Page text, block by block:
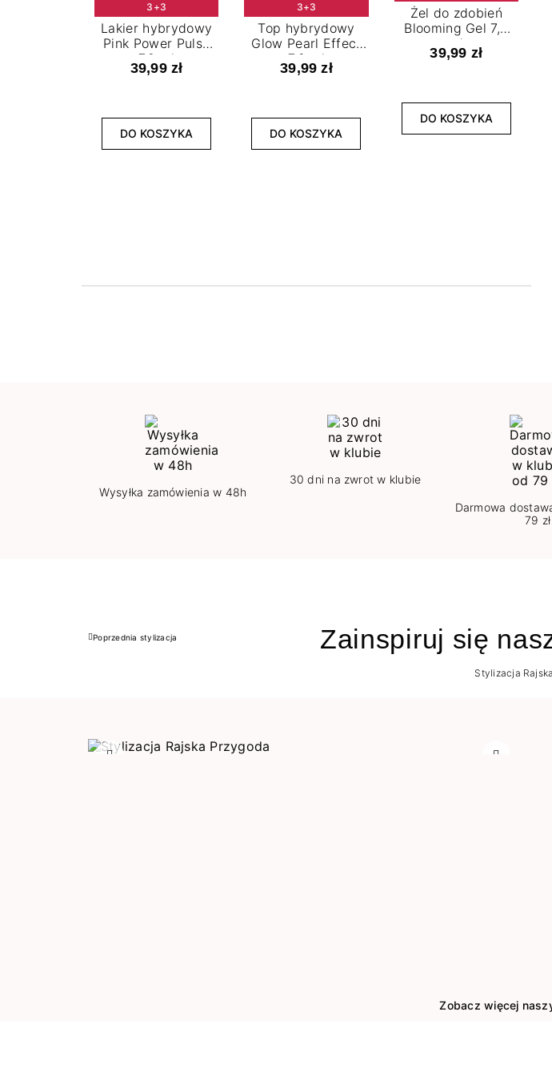
3+3
Lakier hybrydowy
Pink Power Pulse
7,2 ml
39,99 zł
DO KOSZYKA
3+3
Top hybrydowy
Glow Pearl Effect
7,2 ml
39,99 zł
DO KOSZYKA
Żel do zdobień
Blooming Gel 7,2
ml
39,99 zł
DO KOSZYKA
Wysyłka zamówienia w 48h
30 dni na zwrot w klubie
Darmowa
79 zł
Zainspiruj się
Poprzedni
Poprzednia stylizacja
Stylizacja
Zobacz więcej